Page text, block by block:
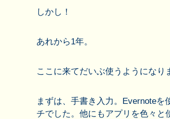
しかし！
あれから1年。
ここに来てだいぶ使うようになり
まずは、手書き入力。Evernote
チでした。他にもアプリを色々と